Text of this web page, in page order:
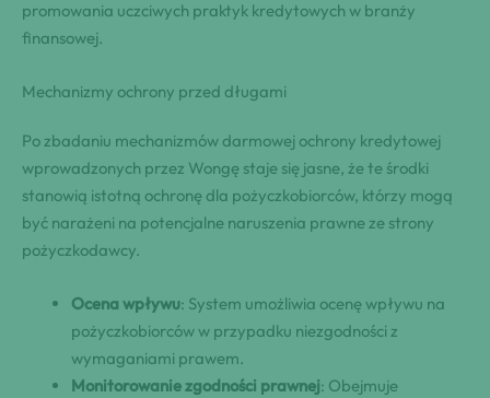
promowania uczciwych praktyk kredytowych w branży
finansowej.
Mechanizmy ochrony przed długami
Po zbadaniu mechanizmów darmowej ochrony kredytowej
wprowadzonych przez Wongę staje się jasne, że te środki
stanowią istotną ochronę dla pożyczkobiorców, którzy mogą
być narażeni na potencjalne naruszenia prawne ze strony
pożyczkodawcy.
Ocena wpływu: System umożliwia ocenę wpływu na
pożyczkobiorców w przypadku niezgodności z
wymaganiami prawem.
Monitorowanie zgodności prawnej: Obejmuje